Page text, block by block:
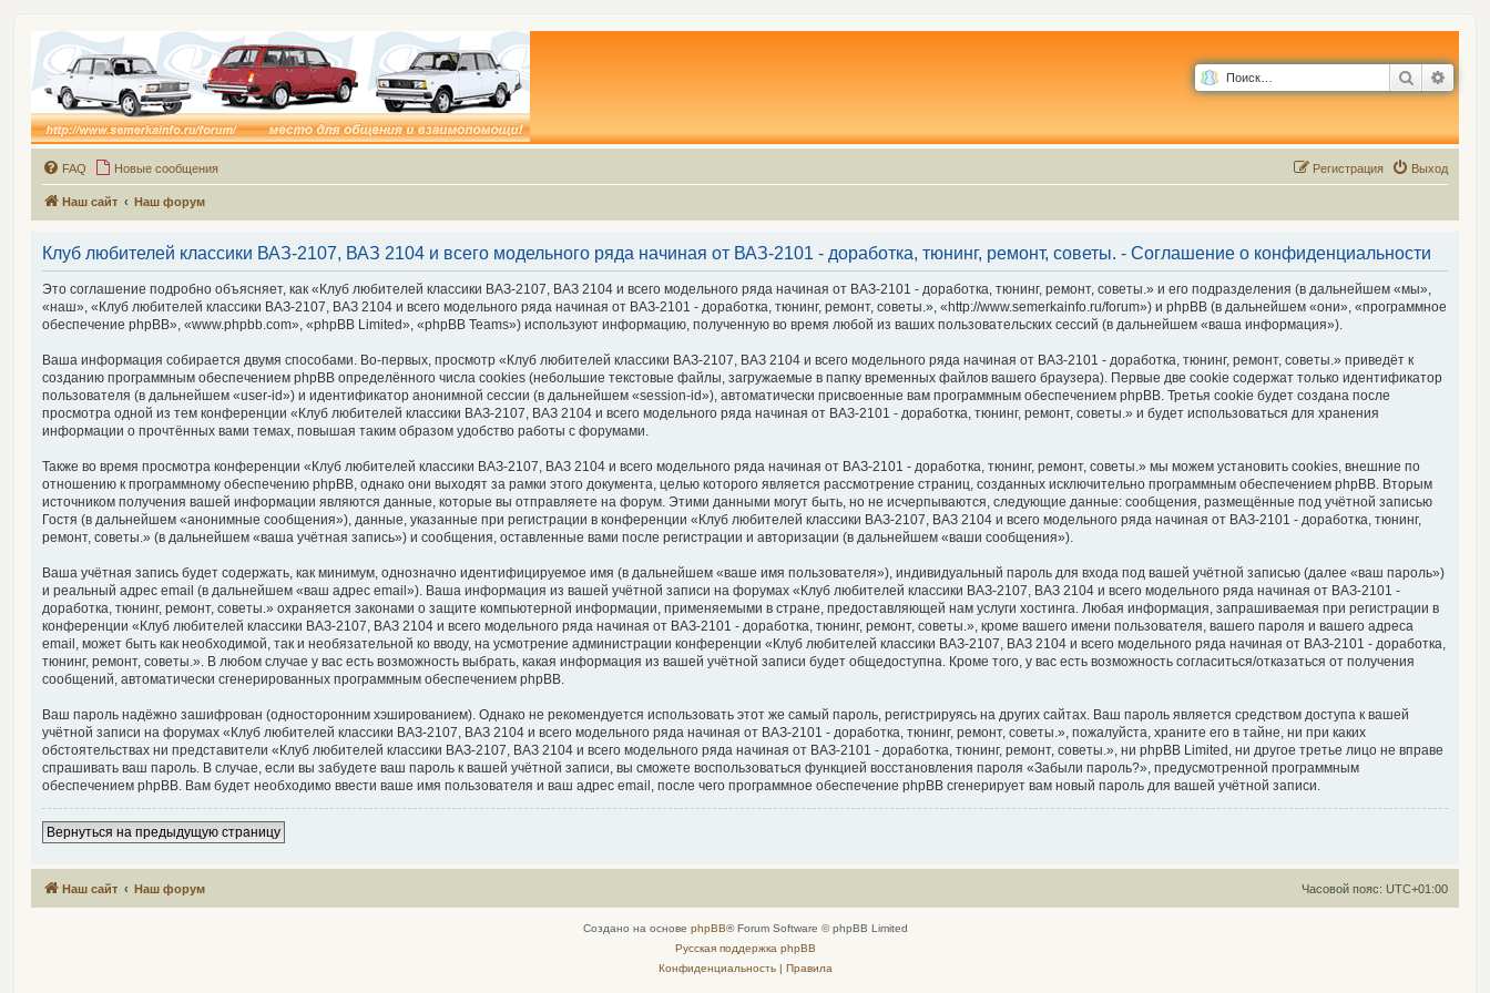
Поиск
FAQ Новые сообщения Выход
Регистрация
Наш сайт Наш форум
Клуб любителей классики ВАЗ-2107, ВАЗ 2104 и всего модельного ряда начиная от ВАЗ-2101 - доработка, тюнинг, ремонт, советы. - Соглашение о конфиденциальности
Это соглашение подробно объясняет, как «Клуб любителей классики ВАЗ-2107, ВАЗ 2104 и всего модельного ряда начиная от ВАЗ-2101 - доработка, тюнинг, ремонт, советы.» и его подразделения (в дальнейшем «мы»,
«наш», «Клуб любителей классики ВАЗ-2107, ВАЗ 2104 и всего модельного ряда начиная от ВАЗ-2101 - доработка, тюнинг, ремонт, советы.», «http://www.semerkainfo.ru/forum») и phpBB (в дальнейшем «они», «программное
обеспечение phpBB», «www.phpbb.com», «phpBB Limited», «phpBB Teams») используют информацию, полученную во время любой из ваших пользовательских сессий (в дальнейшем «ваша информация»).
Ваша информация собирается двумя способами. Во-первых, просмотр «Клуб любителей классики ВАЗ-2107, ВАЗ 2104 и всего модельного ряда начиная от ВАЗ-2101 - доработка, тюнинг, ремонт, советы.» приведёт к
созданию программным обеспечением phpBB определённого числа cookies (небольшие текстовые файлы, загружаемые в папку временных файлов вашего браузера). Первые две cookie содержат только идентификатор
пользователя (в дальнейшем «user-id») и идентификатор анонимной сессии (в дальнейшем «session-id»), автоматически присвоенные вам программным обеспечением phpBB. Третья cookie будет создана после
просмотра одной из тем конференции «Клуб любителей классики ВАЗ-2107, ВАЗ 2104 и всего модельного ряда начиная от ВАЗ-2101 - доработка, тюнинг, ремонт, советы.» и будет использоваться для хранения
информации о прочтённых вами темах, повышая таким образом удобство работы с форумами.
Также во время просмотра конференции «Клуб любителей классики ВАЗ-2107, ВАЗ 2104 и всего модельного ряда начиная от ВАЗ-2101 - доработка, тюнинг, ремонт, советы.» мы можем установить cookies, внешние по
отношению к программному обеспечению phpBB, однако они выходят за рамки этого документа, целью которого является рассмотрение страниц, созданных исключительно программным обеспечением phpBB. Вторым
источником получения вашей информации являются данные, которые вы отправляете на форум. Этими данными могут быть, но не исчерпываются, следующие данные: сообщения, размещённые под учётной записью
Гостя (в дальнейшем «анонимные сообщения»), данные, указанные при регистрации в конференции «Клуб любителей классики ВАЗ-2107, ВАЗ 2104 и всего модельного ряда начиная от ВАЗ-2101 - доработка, тюнинг,
ремонт, советы.» (в дальнейшем «ваша учётная запись») и сообщения, оставленные вами после регистрации и авторизации (в дальнейшем «ваши сообщения»).
Ваша учётная запись будет содержать, как минимум, однозначно идентифицируемое имя (в дальнейшем «ваше имя пользователя»), индивидуальный пароль для входа под вашей учётной записью (далее «ваш пароль»)
и реальный адрес email (в дальнейшем «ваш адрес email»). Ваша информация из вашей учётной записи на форумах «Клуб любителей классики ВАЗ-2107, ВАЗ 2104 и всего модельного ряда начиная от ВАЗ-2101 -
доработка, тюнинг, ремонт, советы.» охраняется законами о защите компьютерной информации, применяемыми в стране, предоставляющей нам услуги хостинга. Любая информация, запрашиваемая при регистрации в
конференции «Клуб любителей классики ВАЗ-2107, ВАЗ 2104 и всего модельного ряда начиная от ВАЗ-2101 - доработка, тюнинг, ремонт, советы.», кроме вашего имени пользователя, вашего пароля и вашего адреса
email, может быть как необходимой, так и необязательной ко вводу, на усмотрение администрации конференции «Клуб любителей классики ВАЗ-2107, ВАЗ 2104 и всего модельного ряда начиная от ВАЗ-2101 - доработка,
тюнинг, ремонт, советы.». В любом случае у вас есть возможность выбрать, какая информация из вашей учётной записи будет общедоступна. Кроме того, у вас есть возможность согласиться/отказаться от получения
сообщений, автоматически сгенерированных программным обеспечением phpBB.
Ваш пароль надёжно зашифрован (односторонним хэшированием). Однако не рекомендуется использовать этот же самый пароль, регистрируясь на других сайтах. Ваш пароль является средством доступа к вашей
учётной записи на форумах «Клуб любителей классики ВАЗ-2107, ВАЗ 2104 и всего модельного ряда начиная от ВАЗ-2101 - доработка, тюнинг, ремонт, советы.», пожалуйста, храните его в тайне, ни при каких
обстоятельствах ни представители «Клуб любителей классики ВАЗ-2107, ВАЗ 2104 и всего модельного ряда начиная от ВАЗ-2101 - доработка, тюнинг, ремонт, советы.», ни phpBB Limited, ни другое третье лицо не вправе
спрашивать ваш пароль. В случае, если вы забудете ваш пароль к вашей учётной записи, вы сможете воспользоваться функцией восстановления пароля «Забыли пароль?», предусмотренной программным
обеспечением phpBB. Вам будет необходимо ввести ваше имя пользователя и ваш адрес email, после чего программное обеспечение phpBB сгенерирует вам новый пароль для вашей учётной записи.
Вернуться на предыдущую страницу
Наш сайт Наш форум Часовой пояс: UTC+01:00
Создано на основе phpBB® Forum Software © phpBB Limited
Русская поддержка phpBB
Конфиденциальность| Правила